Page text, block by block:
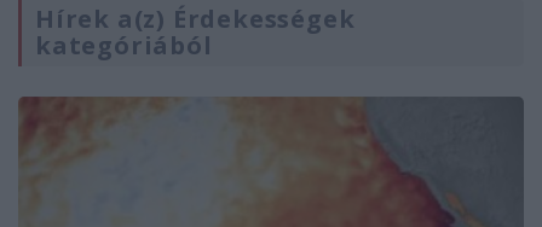
Hírek a(z) Érdekességek
kategóriából